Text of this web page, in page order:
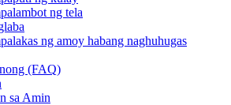
ng tela
ng amoy habang naghuhugas
(FAQ)
sa Amin